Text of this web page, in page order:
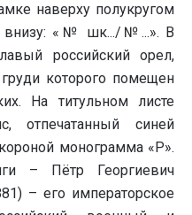
наверху полукругом
внизу: «№ шк.../№...». В
российский орел,
которого помещен
На титульном листе
отпечатанный синей
монограмма «Р».
– Пётр Георгиевич
– его императорское